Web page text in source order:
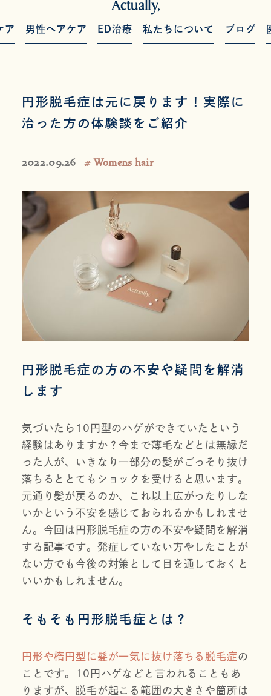
ア 男性ヘアケア ED治療 私たちについて ブログ
円形脱毛症は元に戻ります！実際に
治った方の体験談をご紹介
2022.09.26 # Womens hair
円形脱毛症の方の不安や疑問を解消
します
気づいたら10円型のハゲができていたという
経験はありますか？今まで薄毛などとは無縁だ
った人が、いきなり一部分の髪がごっそり抜け
落ちるととてもショックを受けると思います。
元通り髪が戻るのか、これ以上広がったりしな
いかという不安を感じておられるかもしれませ
ん。今回は円形脱毛症の方の不安や疑問を解消
する記事です。発症していない方やしたことが
ない方でも今後の対策として目を通しておくと
いいかもしれません。
そもそも円形脱毛症とは？
円形や楕円型に髪が一気に抜け落ちる脱毛症の
ことです。10円ハゲなどと言われることもあ
りますが、脱毛が起こる範囲の大きさや箇所は